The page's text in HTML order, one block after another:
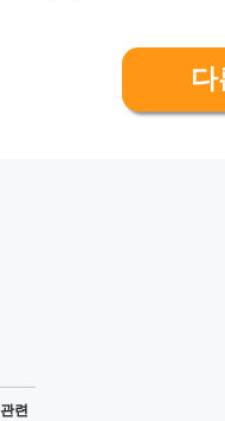
다
관련